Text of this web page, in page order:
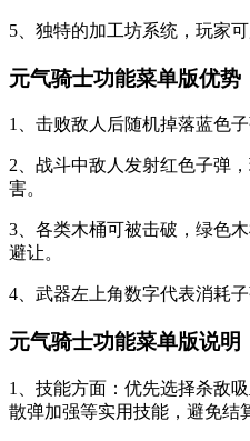
5、独特的加工坊系统，玩家
元气骑士功能菜单版优势
1、击败敌人后随机掉落蓝色
2、战斗中敌人发射红色子弹
害。
3、各类木桶可被击破，绿色
避让。
4、武器左上角数字代表消耗
元气骑士功能菜单版说明
1、技能方面：优先选择杀敌
散弹加强等实用技能，避免结